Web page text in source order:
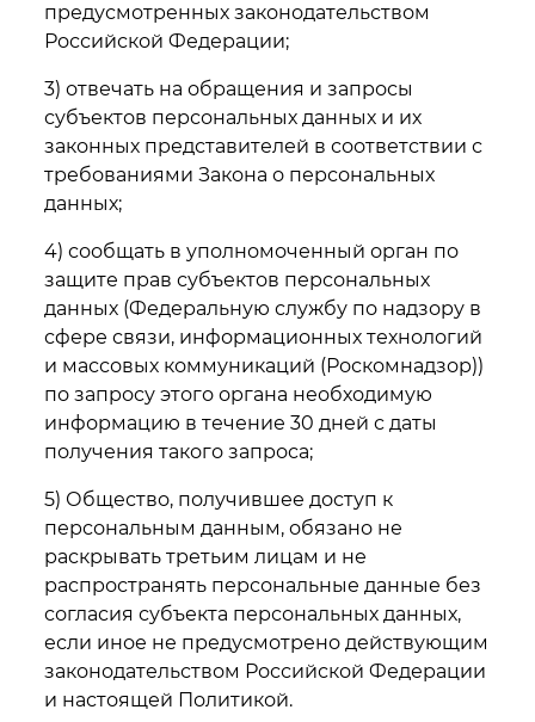
предусмотренных законодательством
Российской Федерации;
3) отвечать на обращения и запросы
субъектов персональных данных и их
законных представителей в соответствии с
требованиями Закона о персональных
данных;
4) сообщать в уполномоченный орган по
защите прав субъектов персональных
данных (Федеральную службу по надзору в
сфере связи, информационных технологий
и массовых коммуникаций (Роскомнадзор))
по запросу этого органа необходимую
информацию в течение 30 дней с даты
получения такого запроса;
5) Общество, получившее доступ к
персональным данным, обязано не
раскрывать третьим лицам и не
распространять персональные данные без
согласия субъекта персональных данных,
если иное не предусмотрено действующим
законодательством Российской Федерации
и настоящей Политикой.